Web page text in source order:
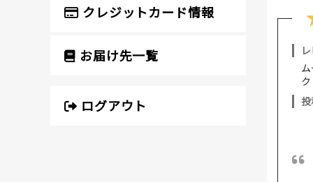
クレジットカード情報
お届け先一覧
ログアウト